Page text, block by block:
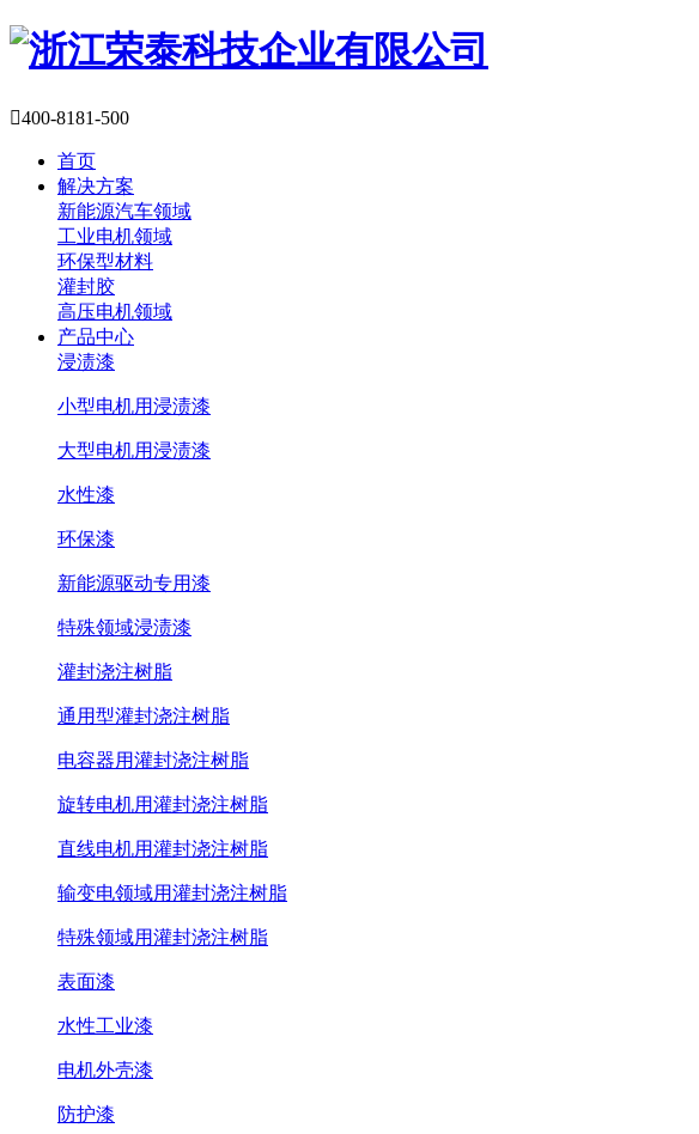
400-8181-500
首页
解决方案
新能源汽车领域
工业电机领域
环保型材料
灌封胶
高压电机领域
产品中心
浸渍漆
小型电机用浸渍漆
大型电机用浸渍漆
水性漆
环保漆
新能源驱动专用漆
特殊领域浸渍漆
灌封浇注树脂
通用型灌封浇注树脂
电容器用灌封浇注树脂
旋转电机用灌封浇注树脂
直线电机用灌封浇注树脂
输变电领域用灌封浇注树脂
特殊领域用灌封浇注树脂
表面漆
水性工业漆
电机外壳漆
防护漆